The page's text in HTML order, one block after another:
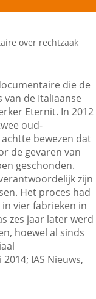
over rechtzaak
die de
de Italiaanse
Eternit. In 2012
oud-
bewezen dat
de gevaren van
geschonden.
zijn
Het proces had
vier fabrieken in
zes jaar later werd
hoewel al sinds
IAS Nieuws,